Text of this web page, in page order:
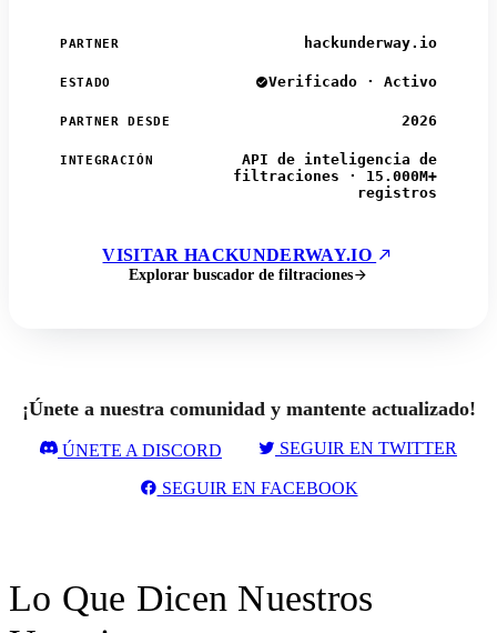
PARTNER hackunderway.io
ESTADO Verificado · Activo
PARTNER DESDE 2026
INTEGRACIÓN
API de inteligencia de
filtraciones · 15.000M+
registros
VISITAR HACKUNDERWAY.IO
Explorar buscador de filtraciones
¡Únete a nuestra comunidad y mantente actualizado!
ÚNETE A DISCORD SEGUIR EN TWITTER
SEGUIR EN FACEBOOK
Lo Que Dicen Nuestros